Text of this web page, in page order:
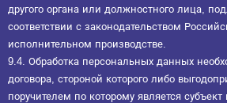
другого органа или должностного лица,
соответствии с законодательством
исполнительном производстве.
9.4. Обработка персональных данных
договора, стороной которого либо
поручителем по которому является